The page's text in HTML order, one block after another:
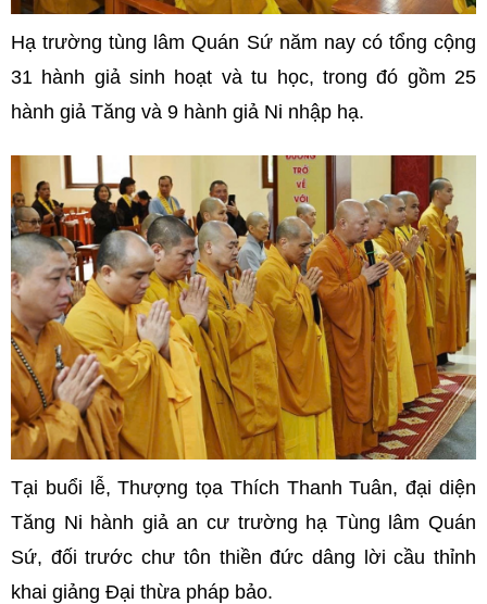
Hạ trường tùng lâm Quán Sứ năm nay có tổng cộng
31 hành giả sinh hoạt và tu học, trong đó gồm 25
hành giả Tăng và 9 hành giả Ni nhập hạ.
Tại buổi lễ, Thượng tọa Thích Thanh Tuân, đại diện
Tăng Ni hành giả an cư trường hạ Tùng lâm Quán
Sứ, đối trước chư tôn thiền đức dâng lời cầu thỉnh
khai giảng Đại thừa pháp bảo.